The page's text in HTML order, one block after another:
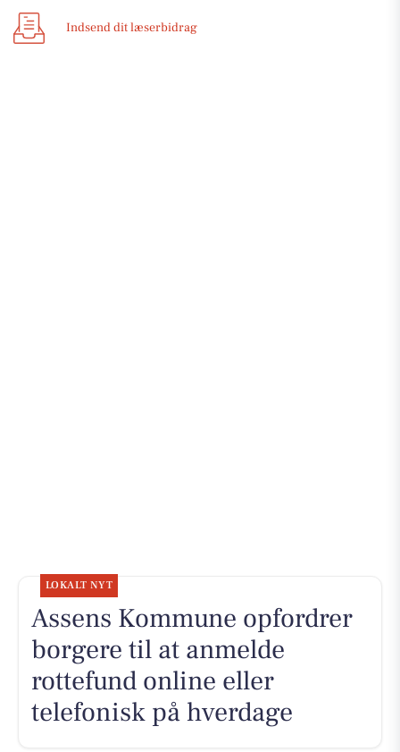
Indsend dit læserbidrag
LOKALT NYT
Assens Kommune opfordrer
borgere til at anmelde
rottefund online eller
telefonisk på hverdage